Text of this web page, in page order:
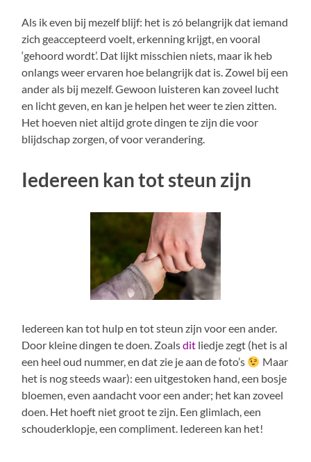
Als ik even bij mezelf blijf: het is zó belangrijk dat iemand
zich geaccepteerd voelt, erkenning krijgt, en vooral
‘gehoord wordt’. Dat lijkt misschien niets, maar ik heb
onlangs weer ervaren hoe belangrijk dat is. Zowel bij een
ander als bij mezelf. Gewoon luisteren kan zoveel lucht
en licht geven, en kan je helpen het weer te zien zitten.
Het hoeven niet altijd grote dingen te zijn die voor
blijdschap zorgen, of voor verandering.
Iedereen kan tot steun zijn
Iedereen kan tot hulp en tot steun zijn voor een ander.
Door kleine dingen te doen. Zoalsdit liedje zegt (het is al
een heel oud nummer, en dat zie je aan de foto’s
Maar
het is nog steeds waar): een uitgestoken hand, een bosje
bloemen, even aandacht voor een ander; het kan zoveel
doen. Het hoeft niet groot te zijn. Een glimlach, een
schouderklopje, een compliment. Iedereen kan het!